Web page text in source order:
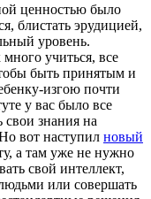
ценностью было
блистать эрудицией,
уровень.
учиться, все
быть принятым и
изгою почти
у вас было все
знания на
вот наступил новый
а там уже не нужно
свой интеллект,
или совершать